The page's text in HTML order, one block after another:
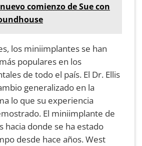
comienzo de Sue con
los miniimplantes se han
populares en los
de todo el país. El Dr. Ellis
generalizado en la
lo que su experiencia
El miniimplante de
hacia donde se ha estado
desde hace años. West